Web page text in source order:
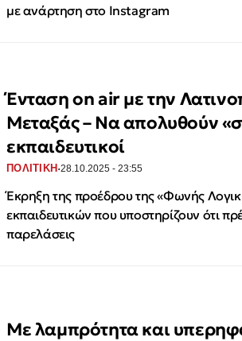
με ανάρτηση στο Instagram
Ένταση on air με την
Μεταξάς – Να απολυθούν
εκπαιδευτικοί
ΠΟΛΙΤΙΚΗ ·28.10.2025 - 23:55
Έκρηξη της προέδρου της «Φωνής
εκπαιδευτικών που υποστηρίζουν ότι
παρελάσεις
Με λαμπρότητα και